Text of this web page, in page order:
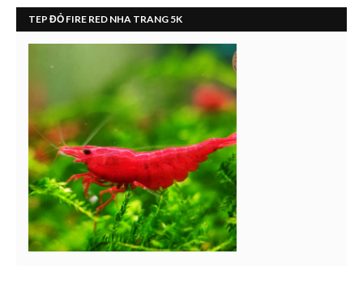
TEP ĐỎ FIRE RED NHA TRANG 5K